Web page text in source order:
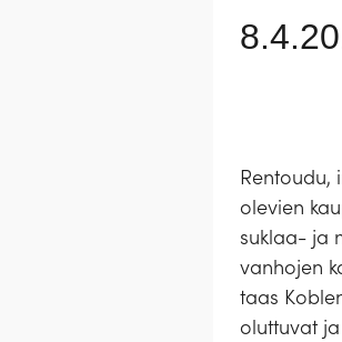
Rentoudu,
olevien
suklaa- ja
vanhojen
taas
oluttuvat